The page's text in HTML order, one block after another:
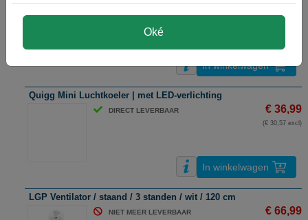
€ 85,99
In winkelwagen
Quigg Mini Luchtkoeler | met LED-verlichting
DIRECT LEVERBAAR € 36,99
(€ 30,57 excl)
In winkelwagen
LGP Ventilator / staand / 3 standen / wit / 120 cm
NIET MEER LEVERBAAR € 66,99
Oké